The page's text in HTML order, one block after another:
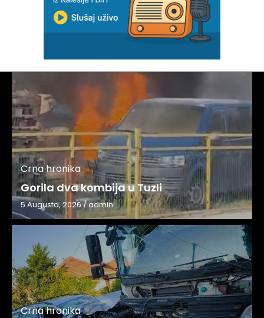
Crna hronika
Gorila dva kombija u Tuzli
5 Augusta, 2026/admin
Crna hronika